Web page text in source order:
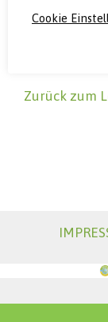
in der
Zurück zum
Cookie